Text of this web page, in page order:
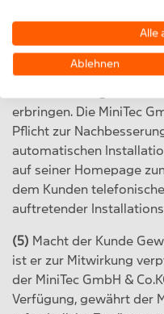
diese so abändern, dass
verletzt werden.
(4)Die MiniTec GmbH &
erbringen. Die MiniTec
Pflicht zur
automatischen
auf seiner Homepage
dem Kunden
auftretender
(5) Macht der Kunde
ist er zur Mitwirkung
der MiniTec GmbH &
Verfügung, gewährt der
Alle
Ablehnen